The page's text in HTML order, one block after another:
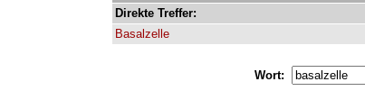
Direkte Treffer:
Basalzelle
Wort: